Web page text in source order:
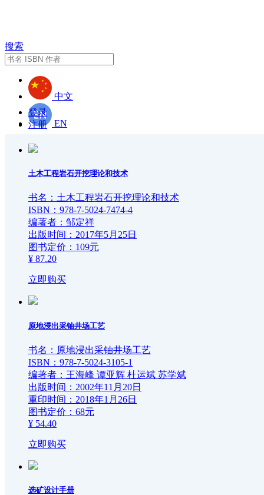
搜索
中文
EN
登录
注册
首页
要闻动态
通知公告
党建文化
党建新闻
图书出版
团队能力
作者服务
冶金科技翻译中心
新书速递
精品力作
课件下载
样书申请
知识服务
金石熔知——1538℃知识服务平台
金石悦学——教学资源库
在线云课堂
战略合作
精品出版基金
红色钢铁书屋
经典工程
工程介绍
世界中心
关于我们
土木工程岩石开挖理论和技术
书名：土木工程岩石开挖理论和技术
ISBN：978-7-5024-7474-4
编著者：邹定祥
出版时间：2017年5月25日
图书定价：109元
¥ 87.20
立即购买
原地浸出采铀井场工艺
书名：原地浸出采铀井场工艺
ISBN：978-7-5024-3105-1
编著者：王海峰 谭亚辉 杜运斌 苏学斌
出版时间：2002年11月20日
重印时间：2018年1月26日
图书定价：68元
¥ 54.40
立即购买
选矿设计手册